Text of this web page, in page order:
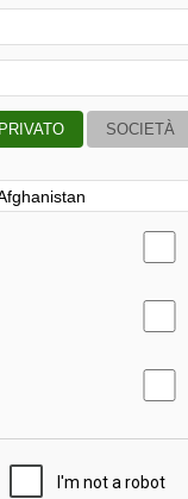
PRIVATO SOCIETÀ